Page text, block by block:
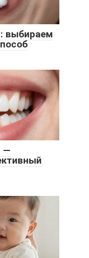
выбираем
—